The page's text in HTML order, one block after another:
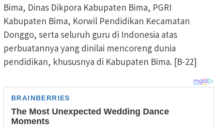
Bima, Dinas Dikpora Kabupaten Bima, PGRI
Kabupaten Bima, Korwil Pendidikan Kecamatan
Donggo, serta seluruh guru di Indonesia atas
perbuatannya yang dinilai mencoreng dunia
pendidikan, khususnya di Kabupaten Bima. [B-22]